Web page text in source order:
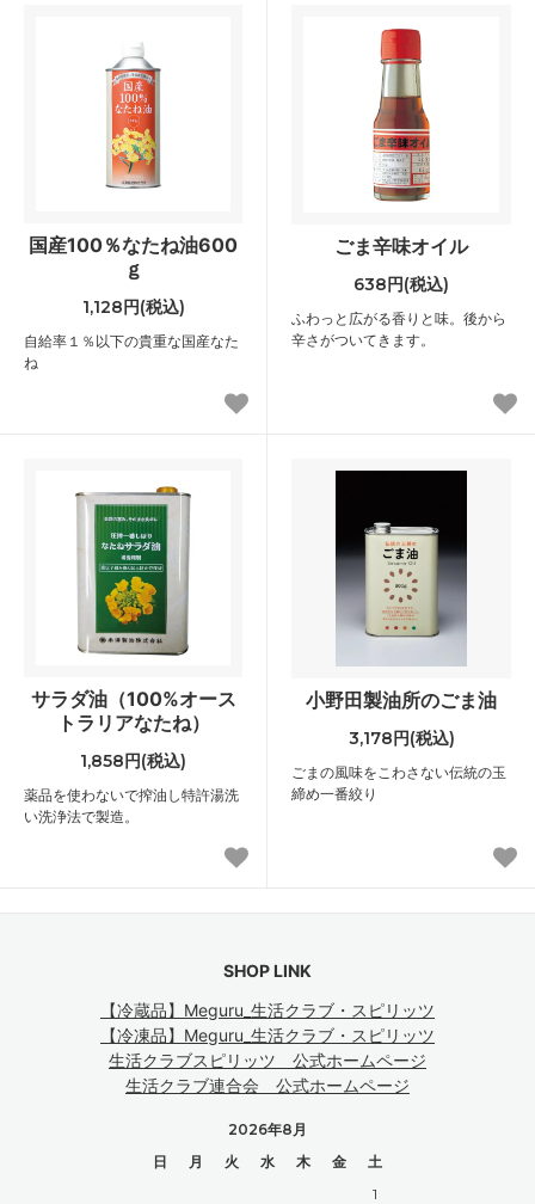
国産100％なたね油600
ｇ
1,128円(税込)
自給率１％以下の貴重な国産なた
ね
ごま辛味オイル
638円(税込)
ふわっと広がる香りと味。後から
辛さがついてきます。
サラダ油（100%オース
トラリアなたね）
1,858円(税込)
薬品を使わないで搾油し特許湯洗
い洗浄法で製造。
小野田製油所のごま油
3,178円(税込)
ごまの風味をこわさない伝統の玉
締め一番絞り
SHOP LINK
【冷蔵品】Meguru_生活クラブ・スピリッツ
【冷凍品】Meguru_生活クラブ・スピリッツ
生活クラブスピリッツ 公式ホームページ
生活クラブ連合会 公式ホームページ
2026年8月
日
月 火 水 木 金
土
1